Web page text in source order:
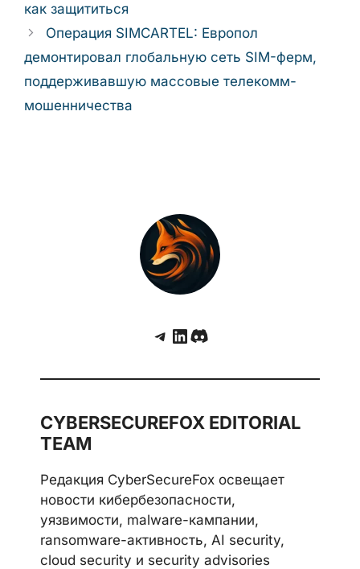
как защититься
Операция SIMCARTEL: Европол
демонтировал глобальную сеть SIM-ферм,
поддерживавшую массовые телекомм-
мошенничества
Telegram
LinkedIn
Discord
CYBERSECUREFOX EDITORIAL
TEAM
Редакция CyberSecureFox освещает
новости кибербезопасности,
уязвимости, malware-кампании,
ransomware-активность, AI security,
cloud security и security advisories